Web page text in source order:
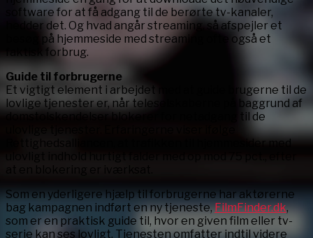
software for at få adgang til de berørte tv-kanaler,
hedder det. Og hvad angår streaming, så afspejler et
besøg på hjemmeside med streaming ofte også et
faktisk forbrug.
Guide til forbrugerne
Et vigtigt element i arbejdet med at guide brugerne til de
lovlige tjenester er, når teleselskaberne på baggrund af
domstolskendelser blokerer for netadgang til de
Rettighedsalliancen, at trafikken til hjemmesider med
Som en yderligere hjælp til forbrugerne har aktørerne
bag kampagnen indført en ny tjeneste,FilmFinder.dk,
som er en praktisk guide til, hvor en given film eller tv-
serie kan ses lovligt. Tjenesten omfatter indtil videre